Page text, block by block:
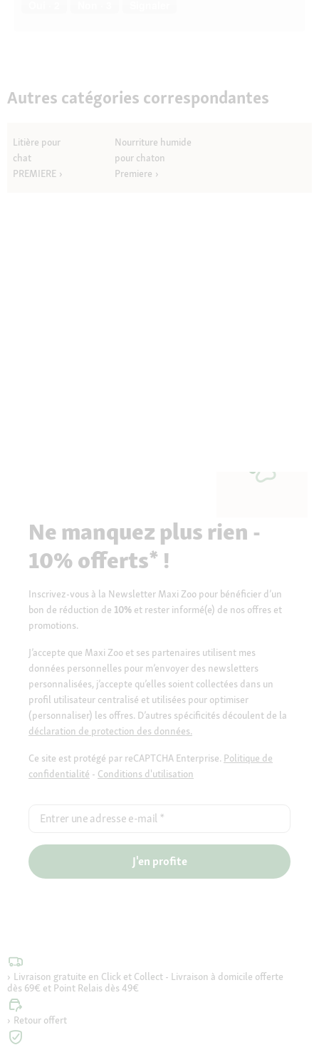
Autres catégories correspondantes
Litière pour
chat
PREMIERE
Nourriture humide
pour chaton
Premiere
Ne manquez plus rien -
10% offerts* !
Inscrivez-vous à la Newsletter Maxi Zoo pour bénéficier d’un
bon de réduction de 10% et rester informé(e) de nos offres et
promotions.
J’accepte que Maxi Zoo et ses partenaires utilisent mes
données personnelles pour m’envoyer des newsletters
personnalisées, j’accepte qu’elles soient collectées dans un
profil utilisateur centralisé et utilisées pour optimiser
(personnaliser) les offres. D’autres spécificités découlent de la
déclaration de protection des données.
Ce site est protégé par reCAPTCHA Enterprise. Politique de
confidentialité - Conditions d'utilisation
Entrer une adresse e-mail *
J'en profite
Livraison gratuite en Click et Collect - Livraison à domicile offerte
dès 69€ et Point Relais dès 49€
Retour offert